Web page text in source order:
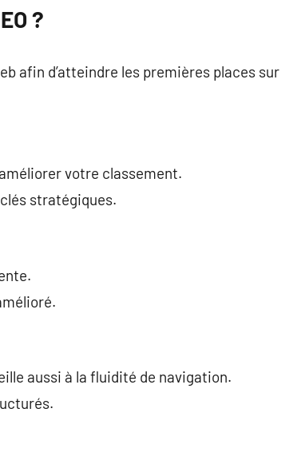
?
afin d’atteindre les premières places sur
votre classement.
stratégiques.
aussi à la fluidité de navigation.